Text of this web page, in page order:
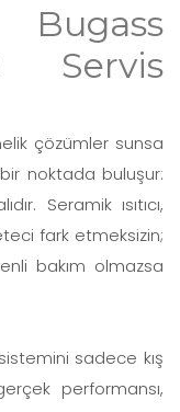
Servis
çözümler sunsa
noktada buluşur:
Seramik ısıtıcı,
fark etmeksizin;
bakım olmazsa
sadece kış
performansı,